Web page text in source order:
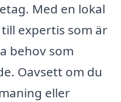
Med en lokal
expertis som är
behov som
Oavsett om du
eller